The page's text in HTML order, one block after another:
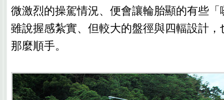
微激烈的操駕情況、便會讓輪胎顯的有些
雖說握感紮實、但較大的盤徑與四輻設計
那麼順手。